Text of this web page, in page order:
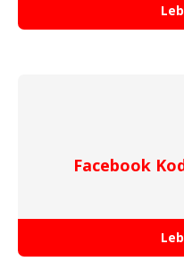
Facebook